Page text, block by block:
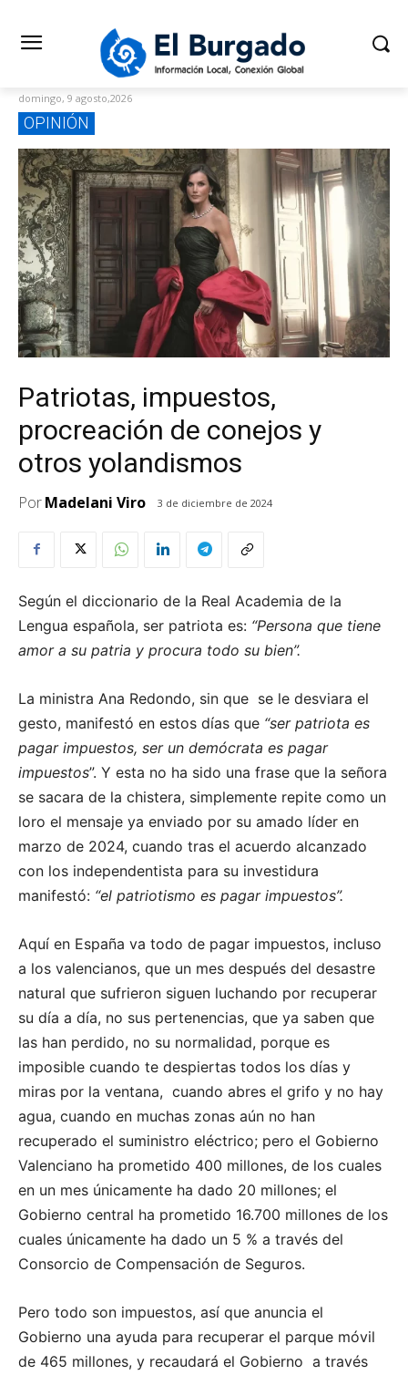
domingo, 9 agosto,2026
OPINIÓN
Patriotas, impuestos,
procreación de conejos y
otros yolandismos
PorMadelani Viro 3 de diciembre de 2024
Según el diccionario de la Real Academia de la
Lengua española, ser patriota es: “Persona que tiene
amor a su patria y procura todo su bien”.
La ministra Ana Redondo, sin que se le desviara el
gesto, manifestó en estos días que “ser patriota es
pagar impuestos, ser un demócrata es pagar
impuestos”. Y esta no ha sido una frase que la señora
se sacara de la chistera, simplemente repite como un
loro el mensaje ya enviado por su amado líder en
marzo de 2024, cuando tras el acuerdo alcanzado
con los independentista para su investidura
manifestó: “el patriotismo es pagar impuestos”.
Aquí en España va todo de pagar impuestos, incluso
a los valencianos, que un mes después del desastre
natural que sufrieron siguen luchando por recuperar
su día a día, no sus pertenencias, que ya saben que
las han perdido, no su normalidad, porque es
imposible cuando te despiertas todos los días y
miras por la ventana, cuando abres el grifo y no hay
agua, cuando en muchas zonas aún no han
recuperado el suministro eléctrico; pero el Gobierno
Valenciano ha prometido 400 millones, de los cuales
en un mes únicamente ha dado 20 millones; el
Gobierno central ha prometido 16.700 millones de los
cuales únicamente ha dado un 5 % a través del
Consorcio de Compensación de Seguros.
Pero todo son impuestos, así que anuncia el
Gobierno una ayuda para recuperar el parque móvil
de 465 millones, y recaudará el Gobierno a través